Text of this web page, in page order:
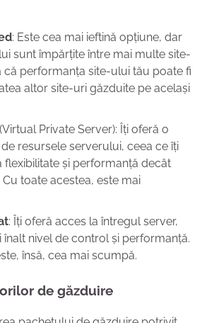
: Este cea mai ieftină opțiune, dar
sunt împărțite între mai multe site-
că performanța site-ului tău poate fi
altor site-uri găzduite pe același
(Virtual Private Server): Îți oferă o
resursele serverului, ceea ce îți
și performanță decât
toate acestea, este mai
: Îți oferă acces la întregul server,
nivel de control și performanță.
însă, cea mai scumpă.
de găzduire